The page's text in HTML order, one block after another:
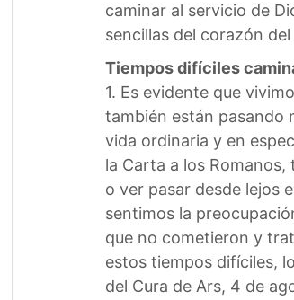
caminar al servicio de
sencillas del corazón
Tiempos difíciles
1. Es evidente que
también están pasando
vida ordinaria y en
la Carta a los
o ver pasar desde lejos
sentimos la
que no cometieron y
estos tiempos difíciles,
del Cura de Ars, 4 de